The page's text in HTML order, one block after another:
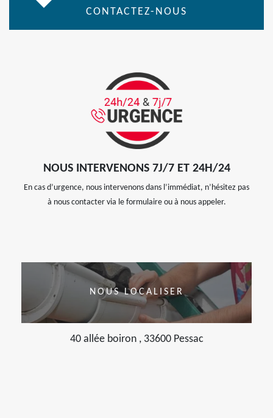
CONTACTEZ-NOUS
NOUS INTERVENONS 7J/7 ET 24H/24
En cas d’urgence, nous intervenons dans l’immédiat, n’hésitez pas
à nous contacter via le formulaire ou à nous appeler.
NOUS LOCALISER
40 allée boiron , 33600 Pessac